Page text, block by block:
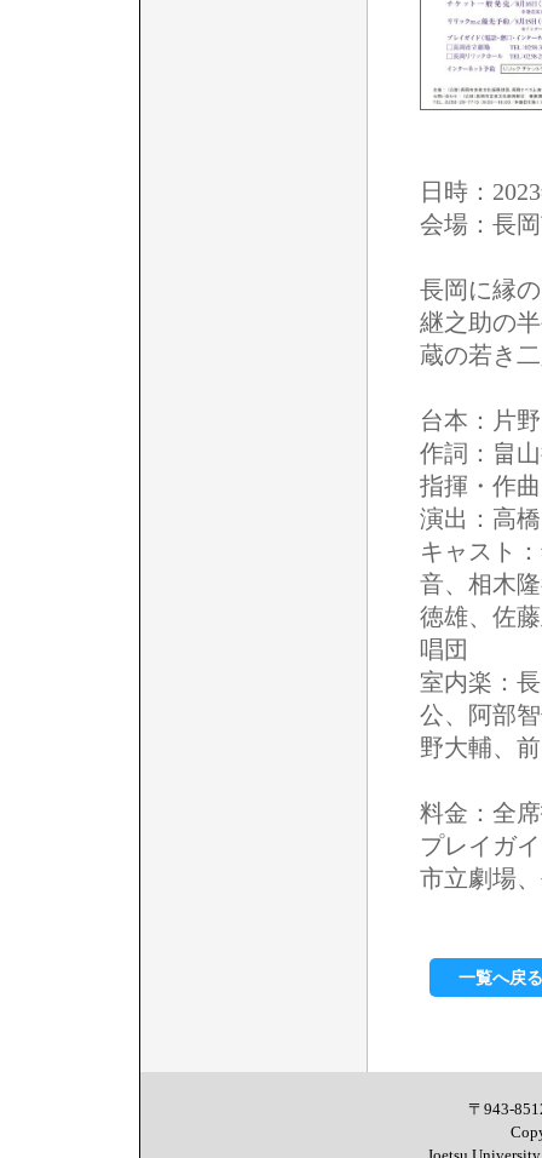
日時：
会場：長
長岡に縁
継之助の
蔵の若き
台本：片
作詞：畠
指揮・作
演出：高
キャスト
音、相木
徳雄、佐
唱団
室内楽：
公、阿部
野大輔、
料金：全
プレイガ
市立劇場
一覧へ戻
〒943-